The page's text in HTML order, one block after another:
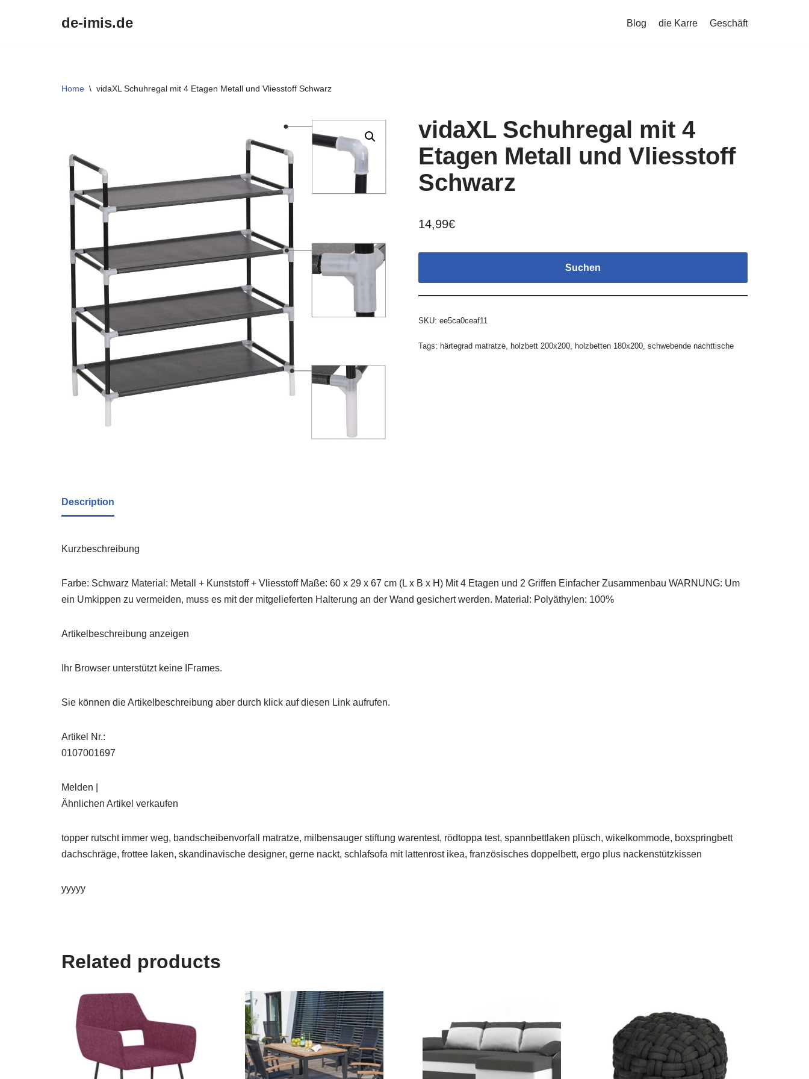
de-imis.de Blog die Karre Geschäft
Home \ vidaXL Schuhregal mit 4 Etagen Metall und Vliesstoff Schwarz
vidaXL Schuhregal mit 4
Etagen Metall und Vliesstoff
Schwarz
14,99€
Suchen
SKU: ee5ca0ceaf11
Tags: härtegrad matratze, holzbett 200x200, holzbetten 180x200, schwebende nachttische
Description
Kurzbeschreibung
Farbe: Schwarz Material: Metall + Kunststoff + Vliesstoff Maße: 60 x 29 x 67 cm (L x B x H) Mit 4 Etagen und 2 Griffen Einfacher Zusammenbau WARNUNG: Um
ein Umkippen zu vermeiden, muss es mit der mitgelieferten Halterung an der Wand gesichert werden. Material: Polyäthylen: 100%
Artikelbeschreibung anzeigen
Ihr Browser unterstützt keine IFrames.
Sie können die Artikelbeschreibung aber durch klick auf diesen Link aufrufen.
Artikel Nr.:
0107001697
Melden |
Ähnlichen Artikel verkaufen
topper rutscht immer weg, bandscheibenvorfall matratze, milbensauger stiftung warentest, rödtoppa test, spannbettlaken plüsch, wikelkommode, boxspringbett
dachschräge, frottee laken, skandinavische designer, gerne nackt, schlafsofa mit lattenrost ikea, französisches doppelbett, ergo plus nackenstützkissen
yyyyy
Related products